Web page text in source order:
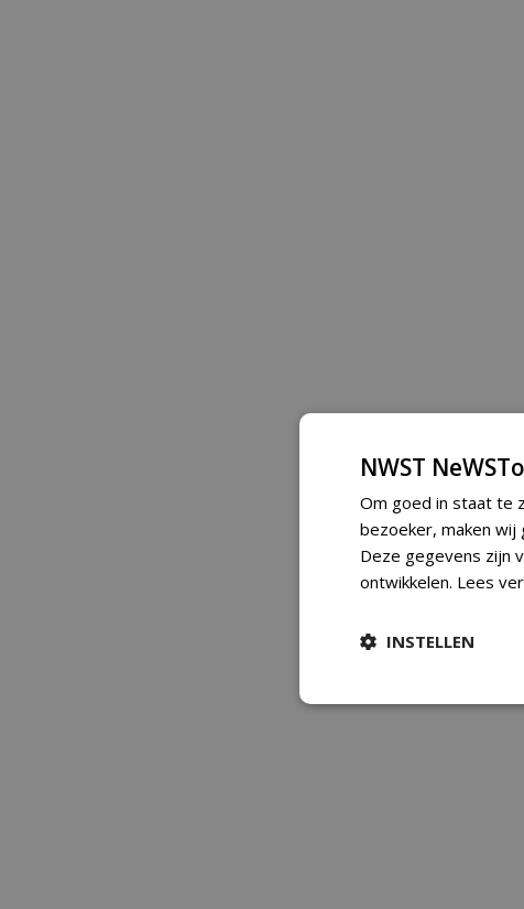
NWST
Om goed in staat te
bezoeker, maken wij
Deze gegevens zijn
ontwikkelen. Lees
INSTELLEN